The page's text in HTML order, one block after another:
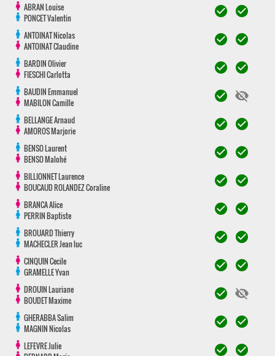
ABRANLouise
PONCETValentin check_circle check_circle
ANTOINATNicolas
ANTOINATClaudine check_circle check_circle
BARDINOlivier
FIESCHICarlotta check_circle check_circle
BAUDINEmmanuel
MABILONCamille check_circle visibility_off
BELLANGEArnaud
AMOROSMarjorie check_circle check_circle
BENSOLaurent
BENSOMalohé check_circle check_circle
BILLIONNETLaurence
BOUCAUD ROLANDEZCoraline check_circle check_circle
BRANCAAlice
PERRINBaptiste check_circle check_circle
BROUARDThierry
MACHECLERJean luc check_circle check_circle
CINQUINCecile
GRAMELLEYvan check_circle check_circle
DROUINLauriane
BOUDETMaxime check_circle visibility_off
GHERABBASalim
MAGNINNicolas check_circle check_circle
LEFEVREJulie
check_circle check_circle